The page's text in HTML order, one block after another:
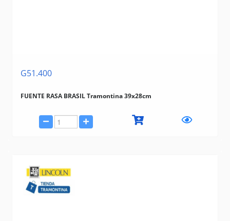
G51.400
FUENTE RASA BRASIL Tramontina 39x28cm